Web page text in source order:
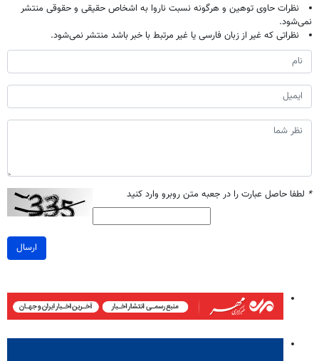
نظرات حاوی توهین و هرگونه نسبت ناروا به اشخاص حقیقی و حقوقی منتشر
نمی‌شود.
نظراتی که غیر از زبان فارسی یا غیر مرتبط با خبر باشد منتشر نمی‌شود.
* لطفا حاصل عبارت را در جعبه متن روبرو وارد کنید
ارسال